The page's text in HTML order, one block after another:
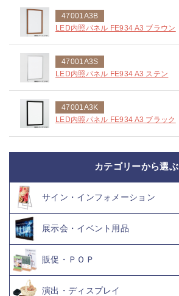
47001A3B
LED内照パネル FE934 A3 ブラウン
47001A3S
LED内照パネル FE934 A3 ステン
47001A3K
LED内照パネル FE934 A3 ブラック
カテゴリーから選ぶ
サイン・インフォメーション
展示会・イベント用品
販促・ＰＯＰ
演出・ディスプレイ